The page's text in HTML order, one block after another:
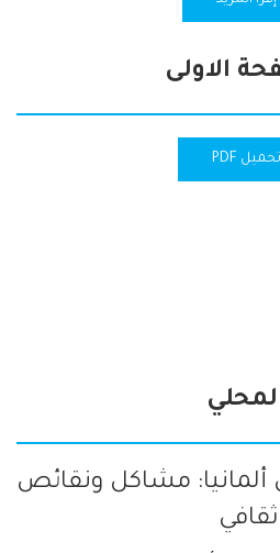
الاولى
تحميل PDF
ألمانيا: مشاكل ونقائص